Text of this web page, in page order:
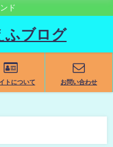
ド
ブログ
トについて お問い合わせ